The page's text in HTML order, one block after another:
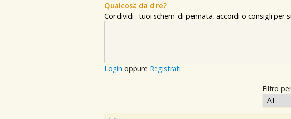
Qualcosa da dire?
Condividi i tuoi schemi di pennata, accordi o consigli per
Login oppure Registrati
Filtro